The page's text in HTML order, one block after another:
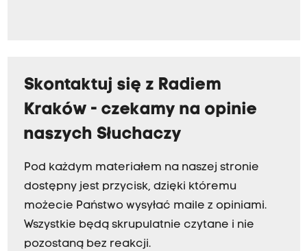
Skontaktuj się z Radiem
Kraków - czekamy na opinie
naszych Słuchaczy
Pod każdym materiałem na naszej stronie
dostępny jest przycisk, dzięki któremu
możecie Państwo wysyłać maile z opiniami.
Wszystkie będą skrupulatnie czytane i nie
pozostaną bez reakcji.